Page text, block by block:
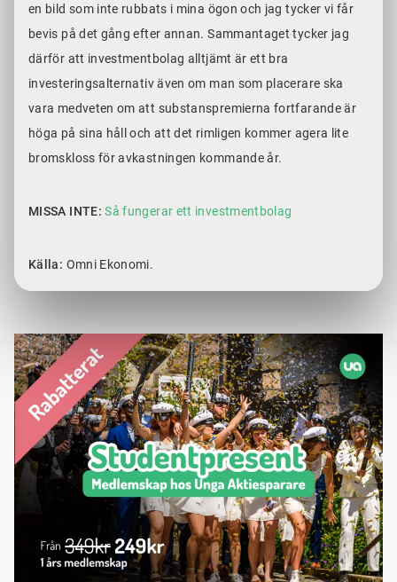
en bild som inte rubbats i mina ögon och jag tycker vi får
bevis på det gång efter annan. Sammantaget tycker jag
därför att investmentbolag alltjämt är ett bra
investeringsalternativ även om man som placerare ska
vara medveten om att substanspremierna fortfarande är
höga på sina håll och att det rimligen kommer agera lite
bromskloss för avkastningen kommande år.
MISSA INTE:Så fungerar ett investmentbolag
Källa: Omni Ekonomi.